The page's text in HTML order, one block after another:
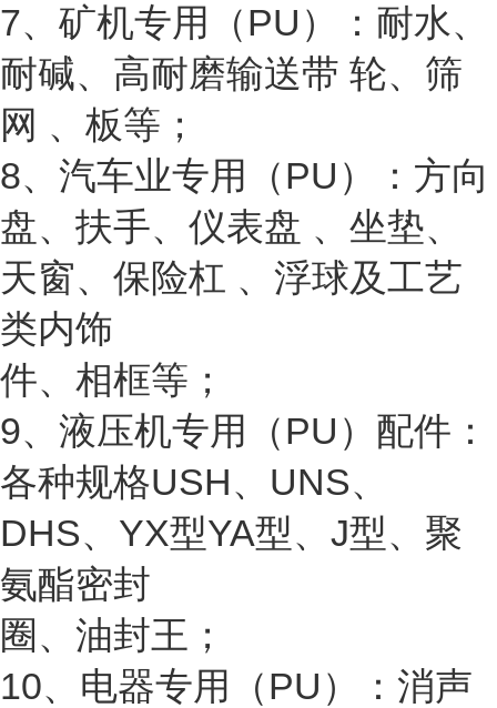
7、矿机专用（PU）：耐水、
耐碱、高耐磨输送带 轮、筛
网 、板等；
8、汽车业专用（PU）：方向
盘、扶手、仪表盘 、坐垫、
天窗、保险杠 、浮球及工艺
类内饰
件、相框等；
9、液压机专用（PU）配件：
各种规格USH、UNS、
DHS、YX型YA型、J型、聚
氨酯密封
圈、油封王；
10、电器专用（PU）：消声